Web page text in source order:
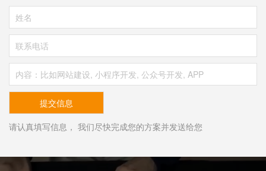
请认真填写信息， 我们尽快完成您的方案并发送给您